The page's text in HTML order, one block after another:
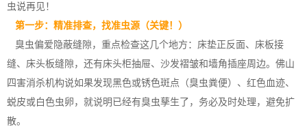
虫说再见！
第一步：精准排查，找准虫源（关键！）
臭虫偏爱隐蔽缝隙，重点检查这几个地方：床垫正反面、床板接
缝、床头板缝隙，还有床头柜抽屉、沙发褶皱和墙角插座周边。佛山
四害消杀机构说如果发现黑色或锈色斑点（臭虫粪便）、红色血迹、
蜕皮或白色虫卵，就说明已经有臭虫孳生了，务必及时处理，避免扩
散。